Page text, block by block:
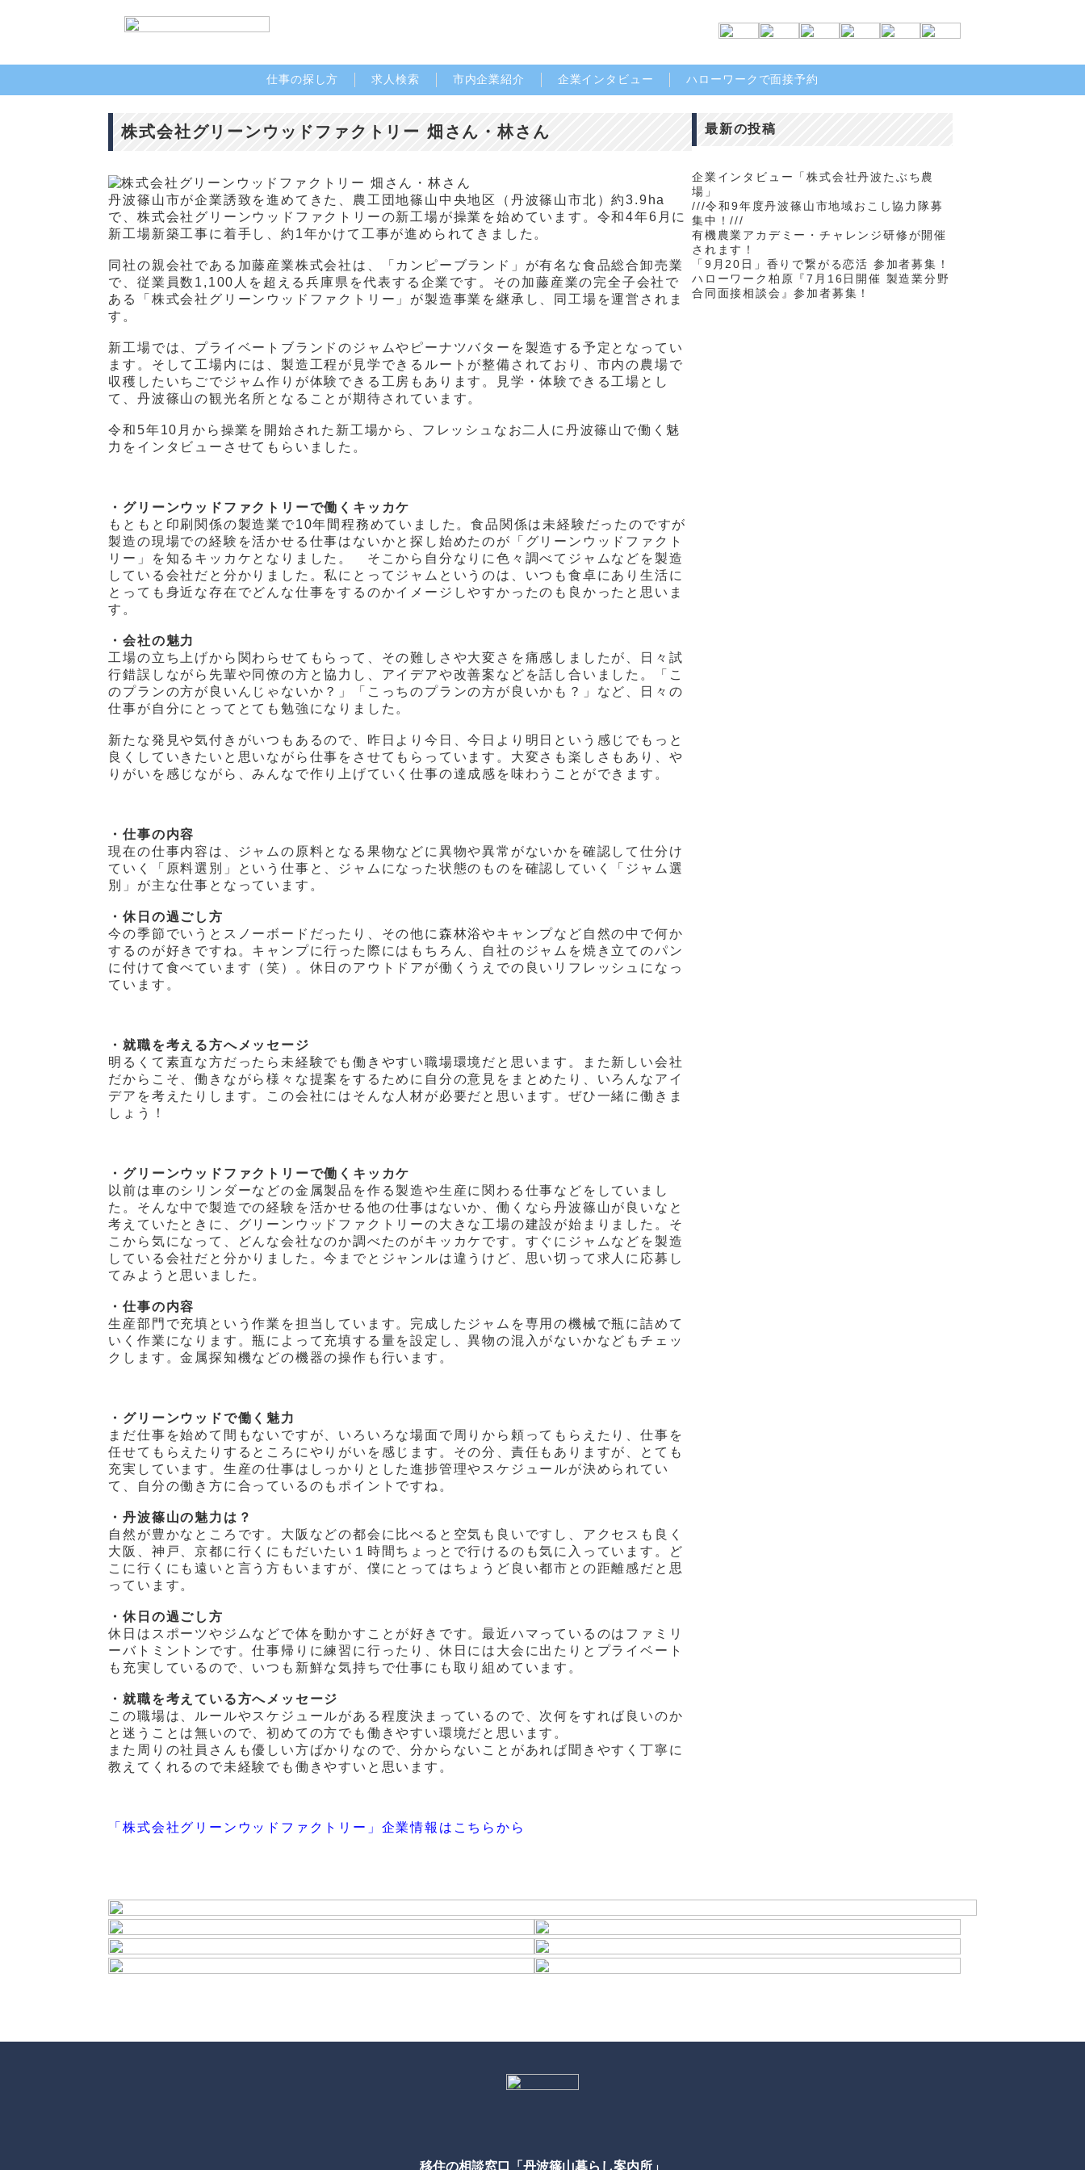
仕事の探し方 求人検索 市内企業紹介 企業インタビュー ハローワークで面接予約
株式会社グリーンウッドファクトリー 畑さん・林さん
丹波篠山市が企業誘致を進めてきた、農工団地篠山中央地区（丹波篠山市北）約3.9ha
で、株式会社グリーンウッドファクトリーの新工場が操業を始めています。令和4年6月に
新工場新築工事に着手し、約1年かけて工事が進められてきました。
同社の親会社である加藤産業株式会社は、「カンピーブランド」が有名な食品総合卸売業
で、従業員数1,100人を超える兵庫県を代表する企業です。その加藤産業の完全子会社で
ある「株式会社グリーンウッドファクトリー」が製造事業を継承し、同工場を運営されま
す。
新工場では、プライベートブランドのジャムやピーナツバターを製造する予定となってい
ます。そして工場内には、製造工程が見学できるルートが整備されており、市内の農場で
収穫したいちごでジャム作りが体験できる工房もあります。見学・体験できる工場とし
て、丹波篠山の観光名所となることが期待されています。
令和5年10月から操業を開始された新工場から、フレッシュなお二人に丹波篠山で働く魅
力をインタビューさせてもらいました。
・グリーンウッドファクトリーで働くキッカケ
もともと印刷関係の製造業で10年間程務めていました。食品関係は未経験だったのですが
製造の現場での経験を活かせる仕事はないかと探し始めたのが「グリーンウッドファクト
リー」を知るキッカケとなりました。 そこから自分なりに色々調べてジャムなどを製造
している会社だと分かりました。私にとってジャムというのは、いつも食卓にあり生活に
とっても身近な存在でどんな仕事をするのかイメージしやすかったのも良かったと思いま
す。
・会社の魅力
工場の立ち上げから関わらせてもらって、その難しさや大変さを痛感しましたが、日々試
行錯誤しながら先輩や同僚の方と協力し、アイデアや改善案などを話し合いました。「こ
のプランの方が良いんじゃないか？」「こっちのプランの方が良いかも？」など、日々の
仕事が自分にとってとても勉強になりました。
新たな発見や気付きがいつもあるので、昨日より今日、今日より明日という感じでもっと
良くしていきたいと思いながら仕事をさせてもらっています。大変さも楽しさもあり、や
りがいを感じながら、みんなで作り上げていく仕事の達成感を味わうことができます。
・仕事の内容
現在の仕事内容は、ジャムの原料となる果物などに異物や異常がないかを確認して仕分け
ていく「原料選別」という仕事と、ジャムになった状態のものを確認していく「ジャム選
別」が主な仕事となっています。
・休日の過ごし方
今の季節でいうとスノーボードだったり、その他に森林浴やキャンプなど自然の中で何か
するのが好きですね。キャンプに行った際にはもちろん、自社のジャムを焼き立てのパン
に付けて食べています（笑）。休日のアウトドアが働くうえでの良いリフレッシュになっ
ています。
・就職を考える方へメッセージ
明るくて素直な方だったら未経験でも働きやすい職場環境だと思います。また新しい会社
だからこそ、働きながら様々な提案をするために自分の意見をまとめたり、いろんなアイ
デアを考えたりします。この会社にはそんな人材が必要だと思います。ぜひ一緒に働きま
しょう！
・グリーンウッドファクトリーで働くキッカケ
以前は車のシリンダーなどの金属製品を作る製造や生産に関わる仕事などをしていまし
た。そんな中で製造での経験を活かせる他の仕事はないか、働くなら丹波篠山が良いなと
考えていたときに、グリーンウッドファクトリーの大きな工場の建設が始まりました。そ
こから気になって、どんな会社なのか調べたのがキッカケです。すぐにジャムなどを製造
している会社だと分かりました。今までとジャンルは違うけど、思い切って求人に応募し
てみようと思いました。
・仕事の内容
生産部門で充填という作業を担当しています。完成したジャムを専用の機械で瓶に詰めて
いく作業になります。瓶によって充填する量を設定し、異物の混入がないかなどもチェッ
クします。金属探知機などの機器の操作も行います。
・グリーンウッドで働く魅力
まだ仕事を始めて間もないですが、いろいろな場面で周りから頼ってもらえたり、仕事を
任せてもらえたりするところにやりがいを感じます。その分、責任もありますが、とても
充実しています。生産の仕事はしっかりとした進捗管理やスケジュールが決められてい
て、自分の働き方に合っているのもポイントですね。
・丹波篠山の魅力は？
自然が豊かなところです。大阪などの都会に比べると空気も良いですし、アクセスも良く
大阪、神戸、京都に行くにもだいたい１時間ちょっとで行けるのも気に入っています。ど
こに行くにも遠いと言う方もいますが、僕にとってはちょうど良い都市との距離感だと思
っています。
・休日の過ごし方
休日はスポーツやジムなどで体を動かすことが好きです。最近ハマっているのはファミリ
ーバトミントンです。仕事帰りに練習に行ったり、休日には大会に出たりとプライベート
も充実しているので、いつも新鮮な気持ちで仕事にも取り組めています。
・就職を考えている方へメッセージ
この職場は、ルールやスケジュールがある程度決まっているので、次何をすれば良いのか
と迷うことは無いので、初めての方でも働きやすい環境だと思います。
また周りの社員さんも優しい方ばかりなので、分からないことがあれば聞きやすく丁寧に
教えてくれるので未経験でも働きやすいと思います。
「株式会社グリーンウッドファクトリー」企業情報はこちらから
最新の投稿
企業インタビュー「株式会社丹波たぶち農
場」
///令和9年度丹波篠山市地域おこし協力隊募
集中！///
有機農業アカデミー・チャレンジ研修が開催
されます！
「9月20日」香りで繋がる恋活 参加者募集！
ハローワーク柏原『7月16日開催 製造業分野
合同面接相談会』参加者募集！
移住の相談窓口「丹波篠山暮らし案内所」